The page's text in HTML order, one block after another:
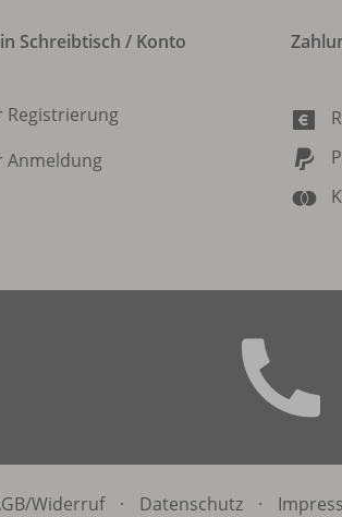
Schreibtisch / Konto
Registrierung
Anmeldung
Widerruf · Datenschutz ·